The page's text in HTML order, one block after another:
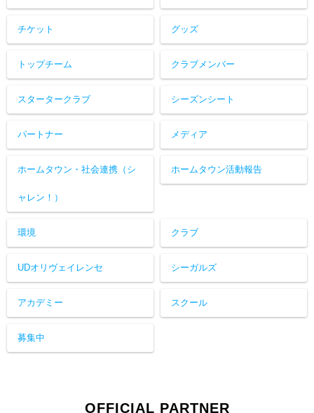
チケット グッズ
トップチーム クラブメンバー
スタータークラブ シーズンシート
パートナー メディア
ホームタウン・社会連携（シ
ャレン！）
ホームタウン活動報告
環境 クラブ
UDオリヴェイレンセ シーガルズ
アカデミー スクール
募集中
OFFICIAL PARTNER